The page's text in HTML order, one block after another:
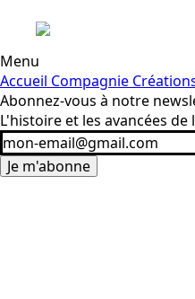
Menu
Accueil Compagnie
Abonnez-vous à notre
L'histoire et les avancées
Je m'abonne